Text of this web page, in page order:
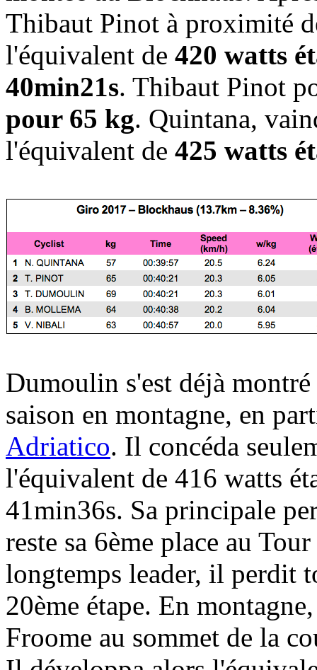
Thibaut Pinot à proximité
l'équivalent de 420 watts
40min21s. Thibaut Pinot
pour 65 kg. Quintana,
l'équivalent de 425 watts
Dumoulin s'est déjà
saison en montagne, en
Adriatico. Il concéda
l'équivalent de 416 watts
41min36s. Sa principale
reste sa 6ème place au
longtemps leader, il perdit
20ème étape. En
Froome au sommet de la